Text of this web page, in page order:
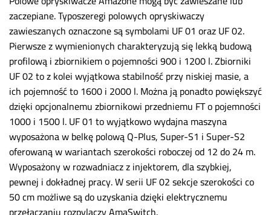
zaczepiane. Typoszeregi polowych opryskiwaczy
zawieszanych oznaczone są symbolami UF 01 oraz UF 02.
Pierwsze z wymienionych charakteryzują się lekką budową
profilową i zbiornikiem o pojemności 900 i 1200 l. Zbiorniki
UF 02 to z kolei wyjątkowa stabilność przy niskiej masie, a
ich pojemność to 1600 i 2000 l. Można ją ponadto powiększyć
dzięki opcjonalnemu zbiornikowi przedniemu FT o pojemności
1000 i 1500 l. UF 01 to wyjątkowo wydajna maszyna
wyposażona w belkę polową Q-Plus, Super-S1 i Super-S2
oferowaną w wariantach szerokości roboczej od 12 do 24 m.
Wyposażony w rozwadniacz z injektorem, dla szybkiej,
pewnej i dokładnej pracy. W serii UF 02 sekcje szerokości co
50 cm możliwe są do uzyskania dzięki elektrycznemu